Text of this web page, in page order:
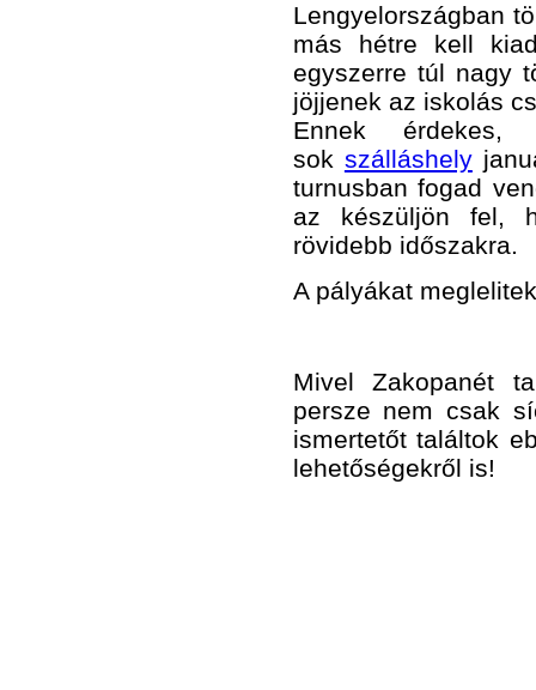
Lengyelországban
más hétre kell
egyszerre túl nagy
jöjjenek az iskolás
Ennek
sok szálláshely
turnusban fogad
az készüljön fel,
rövidebb időszakra.
A pályákat
Mivel Zakopanét
persze nem csak
ismertetőt találtok
lehetőségekről is!